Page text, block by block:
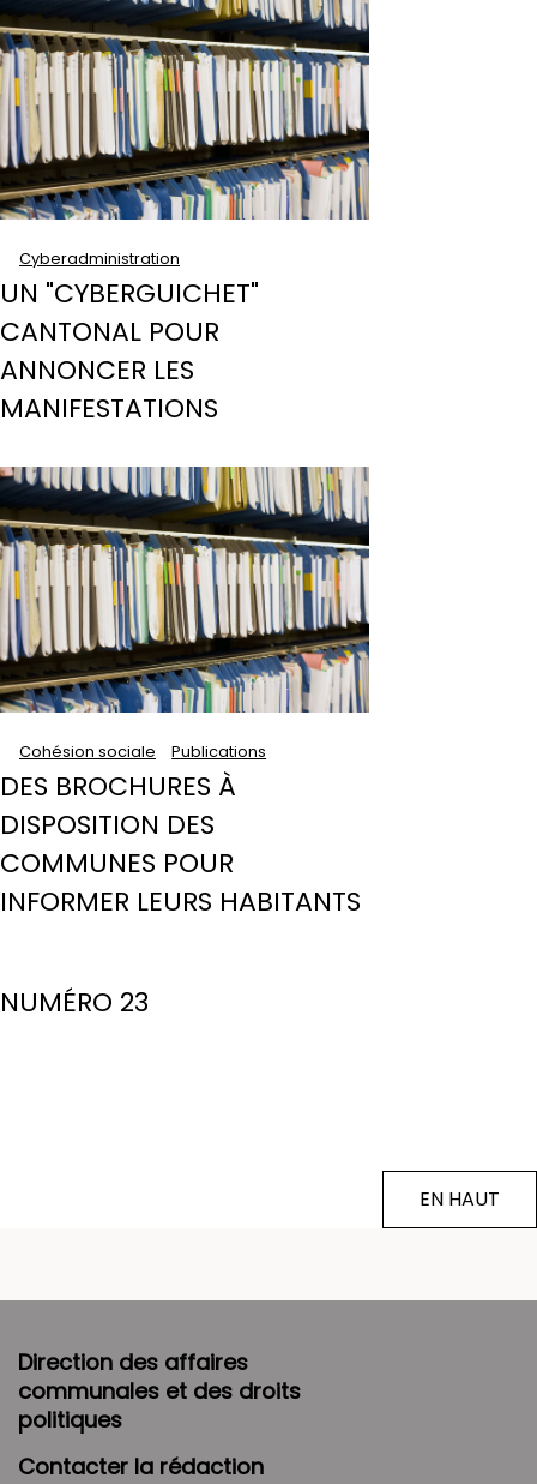
Cyberadministration
UN "CYBERGUICHET"
CANTONAL POUR
ANNONCER LES
MANIFESTATIONS
Cohésion sociale Publications
DES BROCHURES À
DISPOSITION DES
COMMUNES POUR
INFORMER LEURS HABITANTS
NUMÉRO 23
EN HAUT
Direction des affaires
communales et des droits
politiques
Contacter la rédaction